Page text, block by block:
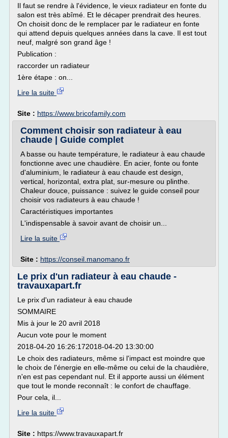
Il faut se rendre à l'évidence, le vieux radiateur en fonte du
salon est très abîmé. Et le décaper prendrait des heures.
On choisit donc de le remplacer par le radiateur en fonte
qui attend depuis quelques années dans la cave. Il est tout
neuf, malgré son grand âge !
Publication :
raccorder un radiateur
1ère étape : on...
Lire la suite
Site : https://www.bricofamily.com
Comment choisir son radiateur à eau
chaude | Guide complet
A basse ou haute température, le radiateur à eau chaude
fonctionne avec une chaudière. En acier, fonte ou fonte
d'aluminium, le radiateur à eau chaude est design,
vertical, horizontal, extra plat, sur-mesure ou plinthe.
Chaleur douce, puissance : suivez le guide conseil pour
choisir vos radiateurs à eau chaude !
Caractéristiques importantes
L'indispensable à savoir avant de choisir un...
Lire la suite
Site : https://conseil.manomano.fr
Le prix d'un radiateur à eau chaude -
travauxapart.fr
Le prix d'un radiateur à eau chaude
SOMMAIRE
Mis à jour le 20 avril 2018
Aucun vote pour le moment
2018-04-20 16:26:172018-04-20 13:30:00
Le choix des radiateurs, même si l'impact est moindre que
le choix de l'énergie en elle-même ou celui de la chaudière,
n'en est pas cependant nul. Et il apporte aussi un élément
que tout le monde reconnaît : le confort de chauffage.
Pour cela, il...
Lire la suite
Site : https://www.travauxapart.fr